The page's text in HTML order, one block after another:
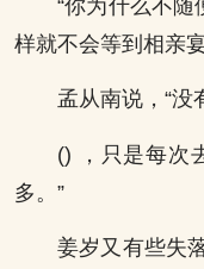
“你为什么不
样就不会等到相亲
孟从南说，“没
() ，只是每次
多。”
姜岁又有些失